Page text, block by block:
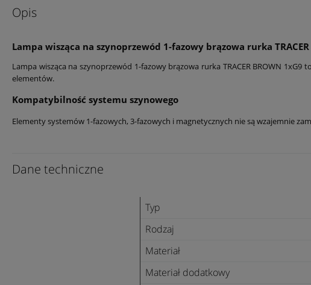
Opis
Lampa wisząca na szynoprzewód 1-fazowy brązowa rurka TRACER
Lampa wisząca na szynoprzewód 1-fazowy brązowa rurka TRACER BROWN
elementów.
Kompatybilność systemu szynowego
Elementy systemów 1-fazowych, 3-fazowych i magnetycznych nie są wzajemnie
Dane techniczne
Typ
Rodzaj
Materiał
Materiał dodatkowy